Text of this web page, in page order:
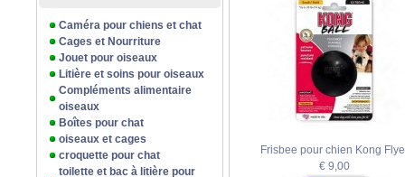
Caméra pour chiens et chat
Cages et Nourriture
Jouet pour oiseaux
Litière et soins pour oiseaux
Compléments alimentaire
oiseaux
Boîtes pour chat
oiseaux et cages
croquette pour chat
toilette et bac à litière pour
Frisbee pour chien Kong
€ 9,00